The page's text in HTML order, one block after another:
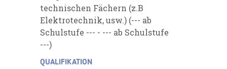
technischen Fächern (z.B
Elektrotechnik, usw.) (--- ab
Schulstufe --- - --- ab Schulstufe
---)
QUALIFIKATION